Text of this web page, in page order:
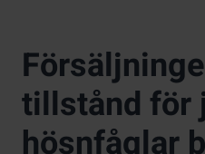
tillstånd för
hösnfåglar